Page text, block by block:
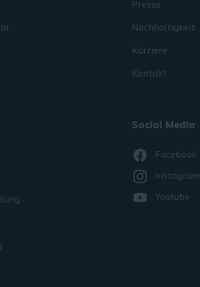
Presse
Nachhaltigkeit
Karriere
Kontakt
Social Media
Facebook
Instagram
Youtube